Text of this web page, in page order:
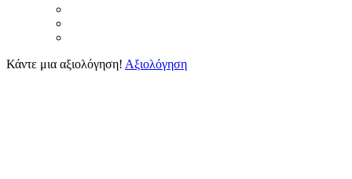
Κάντε μια αξιολόγηση! Αξιολόγηση